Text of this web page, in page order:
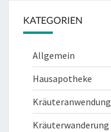
KATEGORIEN
Allgemein
Hausapotheke
Kräuteranwendung
Kräuterwanderung